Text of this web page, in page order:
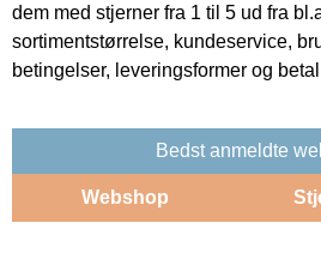
dem med stjerner fra 1 til 5 ud fra
sortimentstørrelse, kundeservice,
betingelser, leveringsformer og
Bedst anmeldte
Webshop